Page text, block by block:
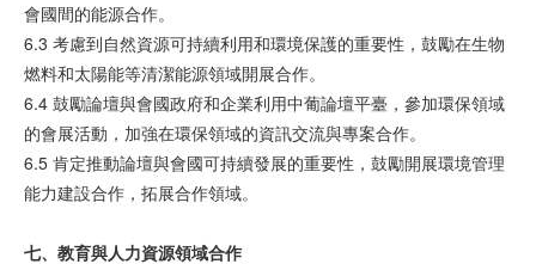
會國間的能源合作。
6.3 考慮到自然資源可持續利用和環境保護的重要性，鼓勵在生物
燃料和太陽能等清潔能源領域開展合作。
6.4 鼓勵論壇與會國政府和企業利用中葡論壇平臺，參加環保領域
的會展活動，加強在環保領域的資訊交流與專案合作。
6.5 肯定推動論壇與會國可持續發展的重要性，鼓勵開展環境管理
能力建設合作，拓展合作領域。
七、教育與人力資源領域合作